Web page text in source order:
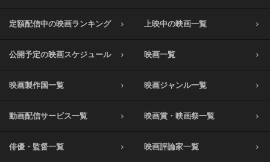
定額配信中の映画ランキング 上映中の映画一覧
公開予定の映画スケジュール 映画一覧
映画製作国一覧 映画ジャンル一覧
動画配信サービス一覧 映画賞・映画祭一覧
俳優・監督一覧 映画評論家一覧